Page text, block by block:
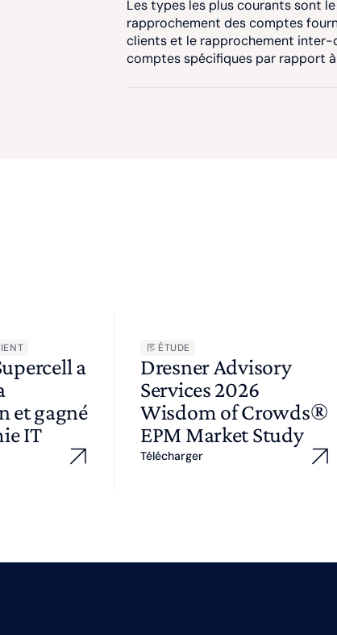
Les types les plus courants sont
rapprochement des comptes
clients et le rapprochement inter-
comptes spécifiques par rapport
a
et gagné
IT
ÉTUDE
Dresner Advisory
Services 2026
Wisdom of Crowds®
EPM Market Study
Télécharger